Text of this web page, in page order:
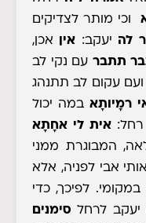
וכי מותר לצדיקים
לה יעקב: אין אכן,
תתבר עם נקי לב
ועם עקום לב תתנהג
רמָיותָא במה יכול
רחל: אית לי אחָתָא
המבוגרת ממני
אבי לפניה, אלא
במקומי. לפיכך, כדי
יעקב לרחלסימנים